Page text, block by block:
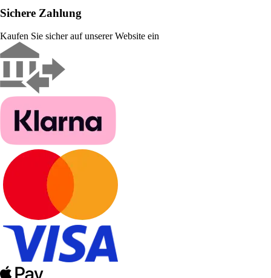
Sichere Zahlung
Kaufen Sie sicher auf unserer Website ein